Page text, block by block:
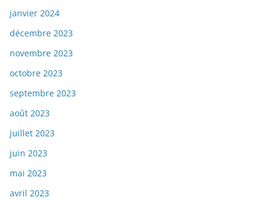
janvier 2024
décembre 2023
novembre 2023
octobre 2023
septembre 2023
août 2023
juillet 2023
juin 2023
mai 2023
avril 2023